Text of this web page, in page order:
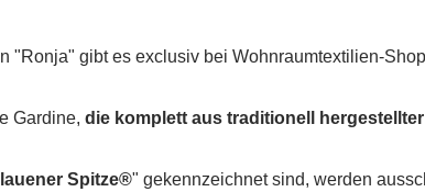
"Ronja" gibt es exclusiv bei Wohnraumtextilien-
Gardine, die komplett aus traditionell
Spitze®" gekennzeichnet sind, werden